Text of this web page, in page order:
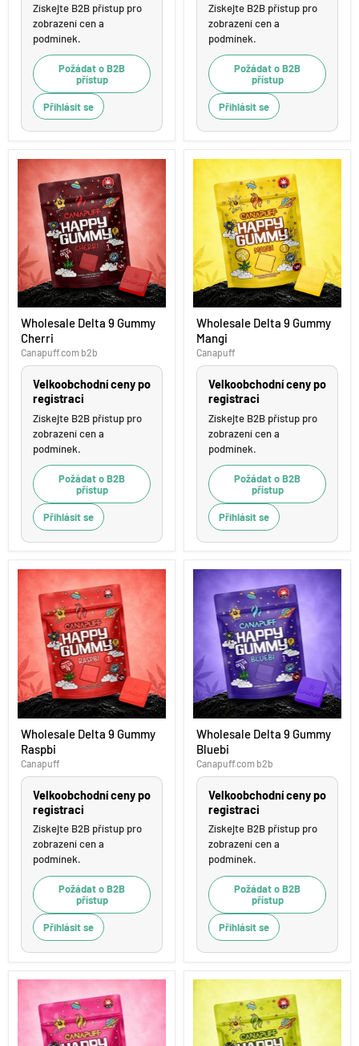
Získejte B2B přístup pro
zobrazení cen a
podmínek.
Požádat o B2B
přístup
Přihlásit se
Získejte B2B přístup pro
zobrazení cen a
podmínek.
Požádat o B2B
přístup
Přihlásit se
Delta
9
Gummy
Cherri
Wholesale Delta 9 Gummy
Cherri
Canapuff.com b2b
Velkoobchodní ceny po
registraci
Získejte B2B přístup pro
zobrazení cen a
podmínek.
Požádat o B2B
přístup
Přihlásit se
Delta
Gummy
Mangi
Wholesale Delta 9 Gummy
Mangi
Canapuff
Velkoobchodní ceny po
registraci
Získejte B2B přístup pro
zobrazení cen a
podmínek.
Požádat o B2B
přístup
Přihlásit se
Delta
9
Gummy
Raspbi
Wholesale Delta 9 Gummy
Raspbi
Canapuff
Velkoobchodní ceny po
registraci
Získejte B2B přístup pro
zobrazení cen a
podmínek.
Požádat o B2B
přístup
Přihlásit se
Delta
9
Gummy
Bluebi
Wholesale Delta 9 Gummy
Bluebi
Canapuff.com b2b
Velkoobchodní ceny po
registraci
Získejte B2B přístup pro
zobrazení cen a
podmínek.
Požádat o B2B
přístup
Přihlásit se